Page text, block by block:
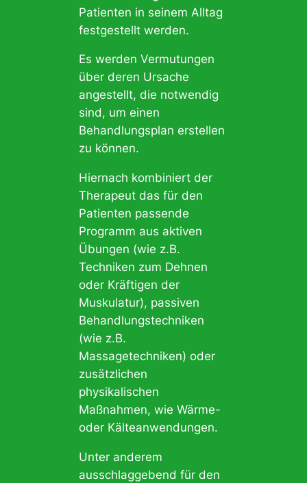
Patienten in seinem Alltag
festgestellt werden.
Es werden Vermutungen
über deren Ursache
angestellt, die notwendig
sind, um einen
Behandlungsplan erstellen
zu können.
Hiernach kombiniert der
Therapeut das für den
Patienten passende
Programm aus aktiven
Übungen (wie z.B.
Techniken zum Dehnen
oder Kräftigen der
Muskulatur), passiven
Behandlungstechniken
(wie z.B.
Massagetechniken) oder
zusätzlichen
physikalischen
Maßnahmen, wie Wärme-
oder Kälteanwendungen.
Unter anderem
ausschlaggebend für den